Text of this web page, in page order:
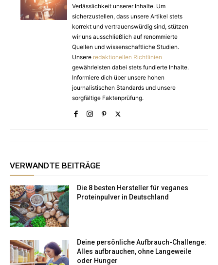
Verlässlichkeit unserer Inhalte. Um
sicherzustellen, dass unsere Artikel stets
korrekt und vertrauenswürdig sind, stützen
wir uns ausschließlich auf renommierte
Quellen und wissenschaftliche Studien.
Unsere redaktionellen Richtlinien
gewährleisten dabei stets fundierte Inhalte.
Informiere dich über unsere hohen
journalistischen Standards und unsere
sorgfältige Faktenprüfung.
VERWANDTE BEITRÄGE
Die 8 besten Hersteller für veganes
Proteinpulver in Deutschland
Deine persönliche Aufbrauch-Challenge:
Alles aufbrauchen, ohne Langeweile
oder Hunger